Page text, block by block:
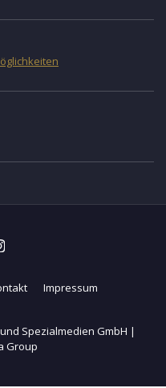
Impressum
Spezialmedien GmbH |
Group